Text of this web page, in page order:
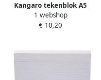
Kangaro tekenblok A5
zwart 50 vellen
1 webshop
€ 10,20